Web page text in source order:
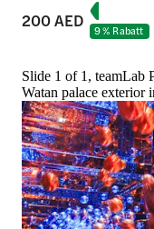
200 AED 9 % Rabatt
Slide 1 of 1, teamLab
Watan palace exterior